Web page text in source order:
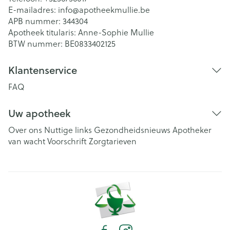
E-mailadres: info@apotheekmullie.be
APB nummer: 344304
Apotheek titularis: Anne-Sophie Mullie
BTW nummer: BE0833402125
Klantenservice
FAQ
Uw apotheek
Over ons Nuttige links Gezondheidsnieuws Apotheker
van wachtVoorschriftZorgtarieven